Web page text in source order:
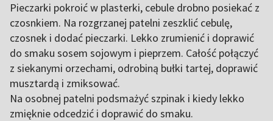
Pieczarki pokroić w plasterki, cebule drobno posiekać z
czosnkiem. Na rozgrzanej patelni zeszklić cebulę,
czosnek i dodać pieczarki. Lekko zrumienić i doprawić
do smaku sosem sojowym i pieprzem. Całość połączyć
z siekanymi orzechami, odrobiną bułki tartej, doprawić
musztardą i zmiksować.
Na osobnej patelni podsmażyć szpinak i kiedy lekko
zmięknie odcedzić i doprawić do smaku.